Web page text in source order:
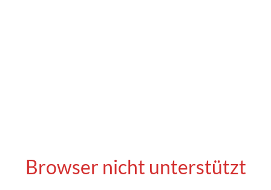
Browser nicht unterstützt